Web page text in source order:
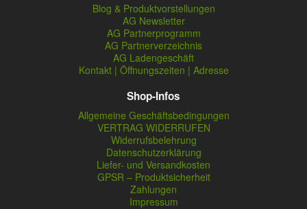
Blog & Produktvorstellungen
AG Newsletter
AG Partnerprogramm
AG Partnerverzeichnis
AG Ladengeschäft
Kontakt | Öffnungszeiten | Adresse
Shop-Infos
Allgemeine Geschäftsbedingungen
VERTRAG WIDERRUFEN
Widerrufsbelehrung
Datenschutzerklärung
Liefer- und Versandkosten
GPSR – Produktsicherheit
Zahlungen
Impressum